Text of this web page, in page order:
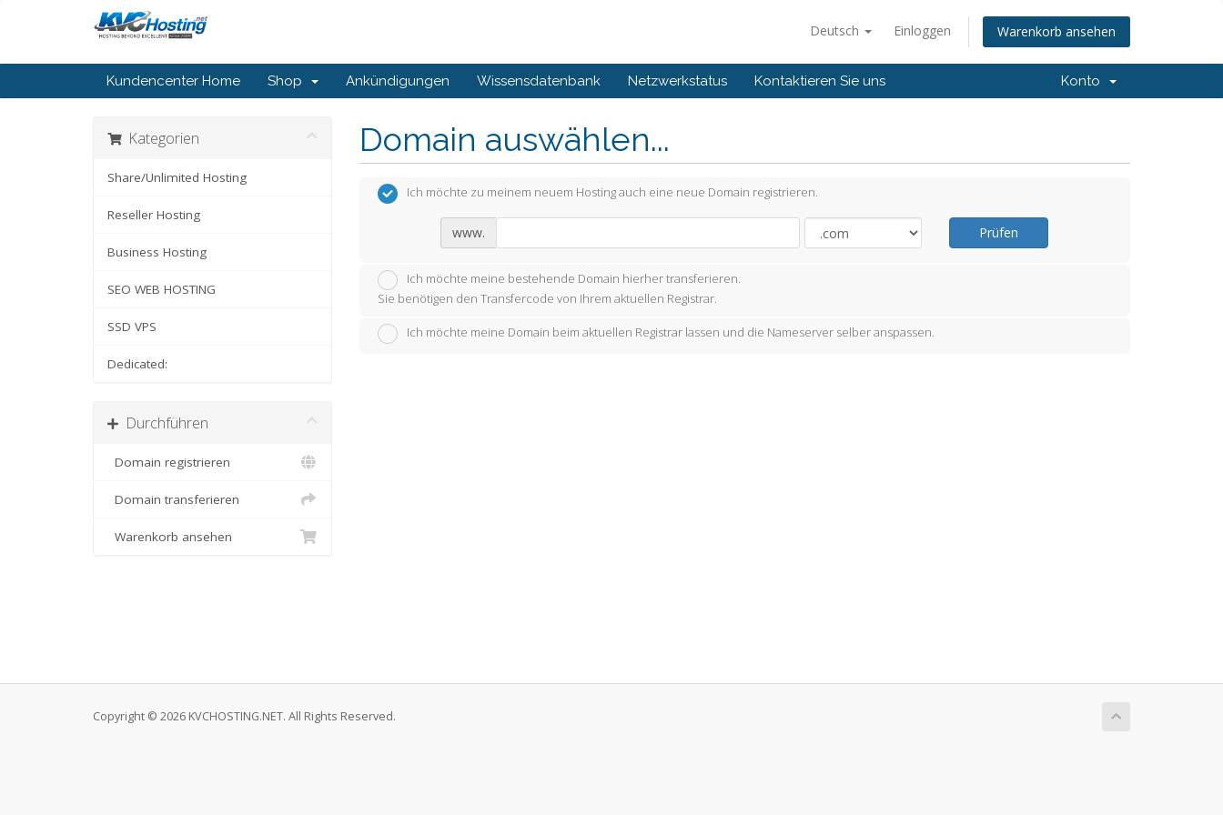
Deutsch Einloggen Warenkorb ansehen
Kundencenter Home Shop Ankündigungen Wissensdatenbank Netzwerkstatus Kontaktieren Sie uns Konto
Kategorien
Share/Unlimited Hosting
Reseller Hosting
Business Hosting
SEO WEB HOSTING
SSD VPS
Dedicated:
Durchführen
Domain registrieren
Domain transferieren
Warenkorb ansehen
Domain auswählen...
Ich möchte zu meinem neuem Hosting auch eine neue Domain registrieren.
www. Prüfen
Ich möchte meine bestehende Domain hierher transferieren.
Sie benötigen den Transfercode von Ihrem aktuellen Registrar.
Ich möchte meine Domain beim aktuellen Registrar lassen und die Nameserver selber anspassen.
Copyright © 2026 KVCHOSTING.NET. All Rights Reserved.